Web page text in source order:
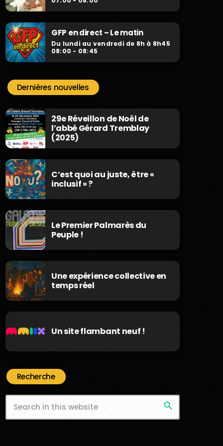
GFP en direct – Le matin
Du lundi au vendredi de 8h à 8h45
08:00 - 08:45
Dernières nouvelles
29e Réveillon de Noël de
l’abbé Gérard Tremblay
(2025)
C’est quoi au juste, être «
inclusif » ?
Le Premier Palmarès du
Peuple !
Une expérience collective en
temps réel
Un site flambant neuf !
Recherche
search